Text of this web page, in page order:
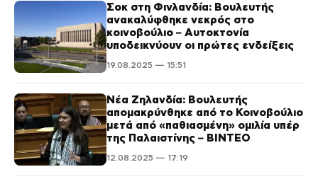
Σοκ στη Φινλανδία: Βουλευτής
ανακαλύφθηκε νεκρός στο
κοινοβούλιο – Αυτοκτονία
υποδεικνύουν οι πρώτες ενδείξεις
19.08.2025 — 15:51
Νέα Ζηλανδία: Βουλευτής
απομακρύνθηκε από το Κοινοβούλιο
μετά από «παθιασμένη» ομιλία υπέρ
της Παλαιστίνης – ΒΙΝΤΕΟ
12.08.2025 — 17:19